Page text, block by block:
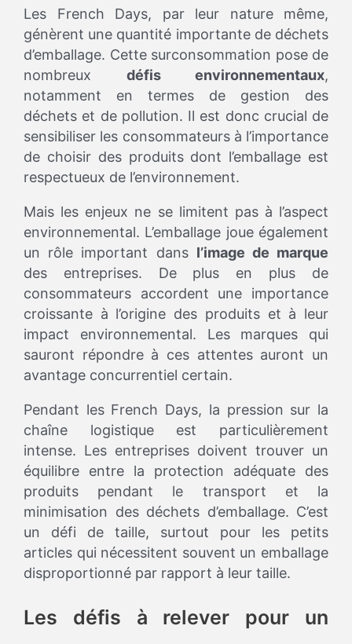
Les French Days, par leur nature même,
génèrent une quantité importante de déchets
d’emballage. Cette surconsommation pose de
nombreux défis environnementaux,
notamment en termes de gestion des
déchets et de pollution. Il est donc crucial de
sensibiliser les consommateurs à l’importance
de choisir des produits dont l’emballage est
respectueux de l’environnement.
Mais les enjeux ne se limitent pas à l’aspect
environnemental. L’emballage joue également
un rôle important dans l’image de marque
des entreprises. De plus en plus de
consommateurs accordent une importance
croissante à l’origine des produits et à leur
impact environnemental. Les marques qui
sauront répondre à ces attentes auront un
avantage concurrentiel certain.
Pendant les French Days, la pression sur la
chaîne logistique est particulièrement
intense. Les entreprises doivent trouver un
équilibre entre la protection adéquate des
produits pendant le transport et la
minimisation des déchets d’emballage. C’est
un défi de taille, surtout pour les petits
articles qui nécessitent souvent un emballage
disproportionné par rapport à leur taille.
Les défis à relever pour un